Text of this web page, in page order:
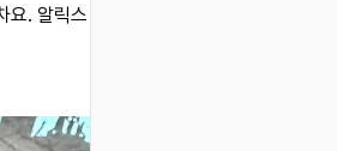
요. 알릭스